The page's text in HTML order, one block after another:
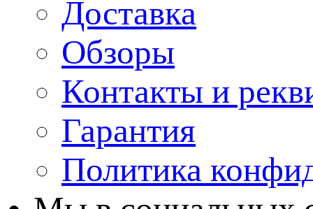
Доставка
Обзоры
Контакты и
Гарантия
Политика